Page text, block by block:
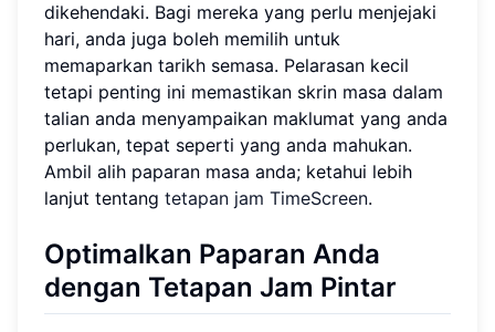
dikehendaki. Bagi mereka yang perlu menjejaki
hari, anda juga boleh memilih untuk
memaparkan tarikh semasa. Pelarasan kecil
tetapi penting ini memastikan skrin masa dalam
talian anda menyampaikan maklumat yang anda
perlukan, tepat seperti yang anda mahukan.
Ambil alih paparan masa anda; ketahui lebih
lanjut tentang tetapan jam TimeScreen.
Optimalkan Paparan Anda
dengan Tetapan Jam Pintar